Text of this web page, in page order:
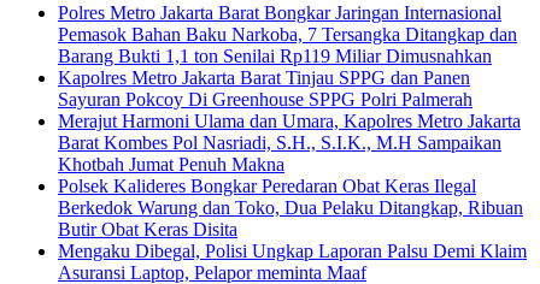
Polres Metro Jakarta Barat Bongkar Jaringan Internasional
Pemasok Bahan Baku Narkoba, 7 Tersangka Ditangkap dan
Barang Bukti 1,1 ton Senilai Rp119 Miliar Dimusnahkan
Kapolres Metro Jakarta Barat Tinjau SPPG dan Panen
Sayuran Pokcoy Di Greenhouse SPPG Polri Palmerah
Merajut Harmoni Ulama dan Umara, Kapolres Metro Jakarta
Barat Kombes Pol Nasriadi, S.H., S.I.K., M.H Sampaikan
Khotbah Jumat Penuh Makna
Polsek Kalideres Bongkar Peredaran Obat Keras Ilegal
Berkedok Warung dan Toko, Dua Pelaku Ditangkap, Ribuan
Butir Obat Keras Disita
Mengaku Dibegal, Polisi Ungkap Laporan Palsu Demi Klaim
Asuransi Laptop, Pelapor meminta Maaf